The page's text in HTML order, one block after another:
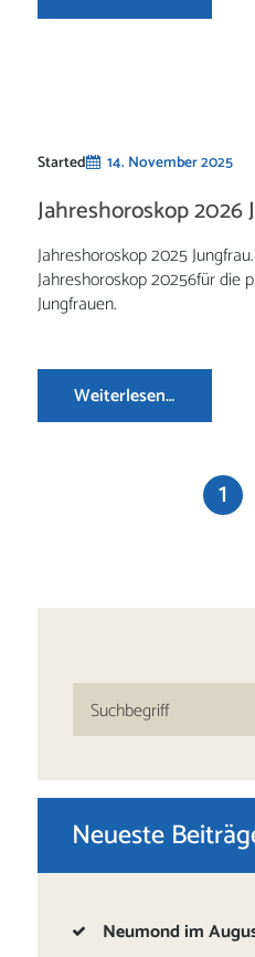
Started 14. November 2025
Jahreshoroskop 2026
Jahreshoroskop 2025
Jahreshoroskop 20256für die
Jungfrauen.
Weiterlesen…
1
Neueste
Neumond im